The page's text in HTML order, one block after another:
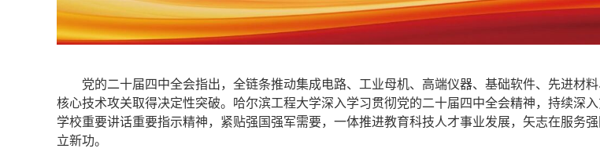
党的二十届四中全会指出，全链条推动集成电路、工业母机、高端仪器、基础软件、先进材
核心技术攻关取得决定性突破。哈尔滨工程大学深入学习贯彻党的二十届四中全会精神，持续深
学校重要讲话重要指示精神，紧贴强国强军需要，一体推进教育科技人才事业发展，矢志在服务
立新功。